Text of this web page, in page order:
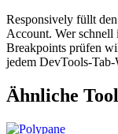
Responsively füllt
Account. Wer schnell
Breakpoints prüfen
jedem DevTools-Tab-
Ähnliche